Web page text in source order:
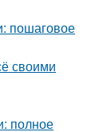
пошаговое
своими
полное